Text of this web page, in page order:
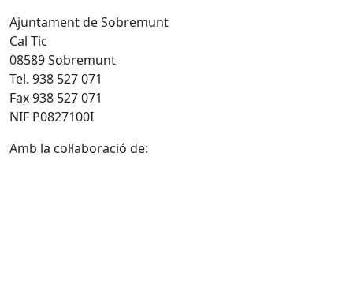
Ajuntament de Sobremunt
Cal Tic
08589 Sobremunt
Tel. 938 527 071
Fax 938 527 071
NIF P0827100I
Amb la col·laboració de: